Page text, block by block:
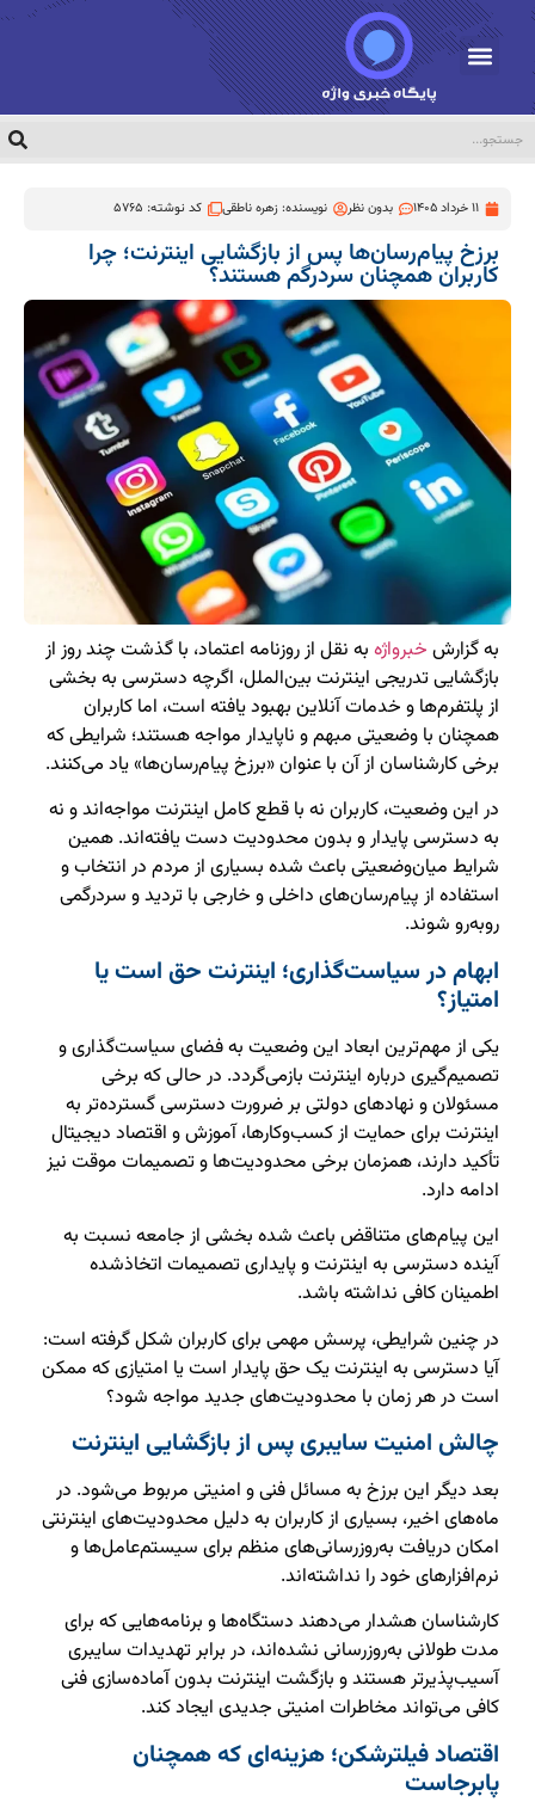
11 خرداد 1405 بدون نظر نویسنده:زهره ناطقی کد نوشته: 5765
برزخ پیام‌رسان‌ها پس از بازگشایی اینترنت؛ چرا
کاربران همچنان سردرگم هستند؟
به گزارش خبرواژه به نقل از روزنامه اعتماد، با گذشت چند روز از
بازگشایی تدریجی اینترنت بین‌الملل، اگرچه دسترسی به بخشی
از پلتفرم‌ها و خدمات آنلاین بهبود یافته است، اما کاربران
همچنان با وضعیتی مبهم و ناپایدار مواجه هستند؛ شرایطی که
برخی کارشناسان از آن با عنوان «برزخ پیام‌رسان‌ها» یاد می‌کنند.
در این وضعیت، کاربران نه با قطع کامل اینترنت مواجه‌اند و نه
به دسترسی پایدار و بدون محدودیت دست یافته‌اند. همین
شرایط میان‌وضعیتی باعث شده بسیاری از مردم در انتخاب و
استفاده از پیام‌رسان‌های داخلی و خارجی با تردید و سردرگمی
روبه‌رو شوند.
ابهام در سیاست‌گذاری؛ اینترنت حق است یا
امتیاز؟
یکی از مهم‌ترین ابعاد این وضعیت به فضای سیاست‌گذاری و
تصمیم‌گیری درباره اینترنت بازمی‌گردد. در حالی که برخی
مسئولان و نهادهای دولتی بر ضرورت دسترسی گسترده‌تر به
اینترنت برای حمایت از کسب‌وکارها، آموزش و اقتصاد دیجیتال
تأکید دارند، همزمان برخی محدودیت‌ها و تصمیمات موقت نیز
ادامه دارد.
این پیام‌های متناقض باعث شده بخشی از جامعه نسبت به
آینده دسترسی به اینترنت و پایداری تصمیمات اتخاذشده
اطمینان کافی نداشته باشد.
در چنین شرایطی، پرسش مهمی برای کاربران شکل گرفته است:
آیا دسترسی به اینترنت یک حق پایدار است یا امتیازی که ممکن
است در هر زمان با محدودیت‌های جدید مواجه شود؟
چالش امنیت سایبری پس از بازگشایی اینترنت
بعد دیگر این برزخ به مسائل فنی و امنیتی مربوط می‌شود. در
ماه‌های اخیر، بسیاری از کاربران به دلیل محدودیت‌های اینترنتی
امکان دریافت به‌روزرسانی‌های منظم برای سیستم‌عامل‌ها و
نرم‌افزارهای خود را نداشته‌اند.
کارشناسان هشدار می‌دهند دستگاه‌ها و برنامه‌هایی که برای
مدت طولانی به‌روزرسانی نشده‌اند، در برابر تهدیدات سایبری
آسیب‌پذیرتر هستند و بازگشت اینترنت بدون آماده‌سازی فنی
کافی می‌تواند مخاطرات امنیتی جدیدی ایجاد کند.
اقتصاد فیلترشکن؛ هزینه‌ای که همچنان
پابرجاست